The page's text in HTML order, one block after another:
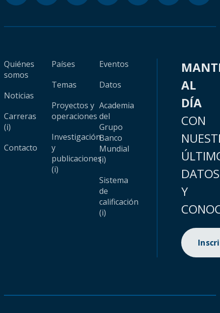
Quiénes
somos
Noticias
Carreras
(i)
Contacto
Países
Temas
Proyectos y
operaciones
Investigación
y
publicaciones
(i)
Eventos
Datos
Academia
del
Grupo
Banco
Mundial
(i)
Sistema
de
calificación
(i)
AL
DÍA
CON
DATOS
Y